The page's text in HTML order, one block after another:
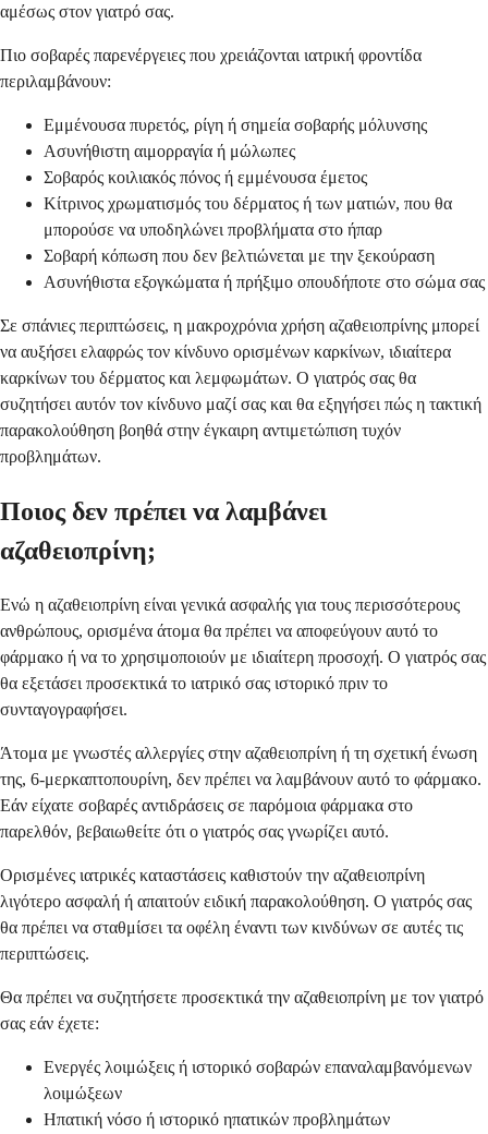
αμέσως στον γιατρό σας.
Πιο σοβαρές παρενέργειες που χρειάζονται ιατρική φροντίδα
περιλαμβάνουν:
Εμμένουσα πυρετός, ρίγη ή σημεία σοβαρής μόλυνσης
Ασυνήθιστη αιμορραγία ή μώλωπες
Σοβαρός κοιλιακός πόνος ή εμμένουσα έμετος
Κίτρινος χρωματισμός του δέρματος ή των ματιών, που θα
μπορούσε να υποδηλώνει προβλήματα στο ήπαρ
Σοβαρή κόπωση που δεν βελτιώνεται με την ξεκούραση
Ασυνήθιστα εξογκώματα ή πρήξιμο οπουδήποτε στο σώμα σας
Σε σπάνιες περιπτώσεις, η μακροχρόνια χρήση αζαθειοπρίνης μπορεί
να αυξήσει ελαφρώς τον κίνδυνο ορισμένων καρκίνων, ιδιαίτερα
καρκίνων του δέρματος και λεμφωμάτων. Ο γιατρός σας θα
συζητήσει αυτόν τον κίνδυνο μαζί σας και θα εξηγήσει πώς η τακτική
παρακολούθηση βοηθά στην έγκαιρη αντιμετώπιση τυχόν
προβλημάτων.
Ποιος δεν πρέπει να λαμβάνει
αζαθειοπρίνη;
Ενώ η αζαθειοπρίνη είναι γενικά ασφαλής για τους περισσότερους
ανθρώπους, ορισμένα άτομα θα πρέπει να αποφεύγουν αυτό το
φάρμακο ή να το χρησιμοποιούν με ιδιαίτερη προσοχή. Ο γιατρός σας
θα εξετάσει προσεκτικά το ιατρικό σας ιστορικό πριν το
συνταγογραφήσει.
Άτομα με γνωστές αλλεργίες στην αζαθειοπρίνη ή τη σχετική ένωση
της, 6-μερκαπτοπουρίνη, δεν πρέπει να λαμβάνουν αυτό το φάρμακο.
Εάν είχατε σοβαρές αντιδράσεις σε παρόμοια φάρμακα στο
παρελθόν, βεβαιωθείτε ότι ο γιατρός σας γνωρίζει αυτό.
Ορισμένες ιατρικές καταστάσεις καθιστούν την αζαθειοπρίνη
λιγότερο ασφαλή ή απαιτούν ειδική παρακολούθηση. Ο γιατρός σας
θα πρέπει να σταθμίσει τα οφέλη έναντι των κινδύνων σε αυτές τις
περιπτώσεις.
Θα πρέπει να συζητήσετε προσεκτικά την αζαθειοπρίνη με τον γιατρό
σας εάν έχετε:
Ενεργές λοιμώξεις ή ιστορικό σοβαρών επαναλαμβανόμενων
λοιμώξεων
Ηπατική νόσο ή ιστορικό ηπατικών προβλημάτων